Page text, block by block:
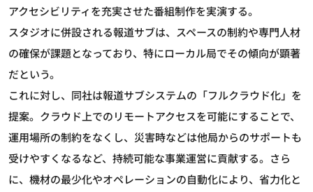
アクセシビリティを充実させた番組制作を実演する。
スタジオに併設される報道サブは、スペースの制約や専門人材
の確保が課題となっており、特にローカル局でその傾向が顕著
だという。
これに対し、同社は報道サブシステムの「フルクラウド化」を
提案。クラウド上でのリモートアクセスを可能にすることで、
運用場所の制約をなくし、災害時などは他局からのサポートも
受けやすくなるなど、持続可能な事業運営に貢献する。さら
に、機材の最少化やオペレーションの自動化により、省力化と